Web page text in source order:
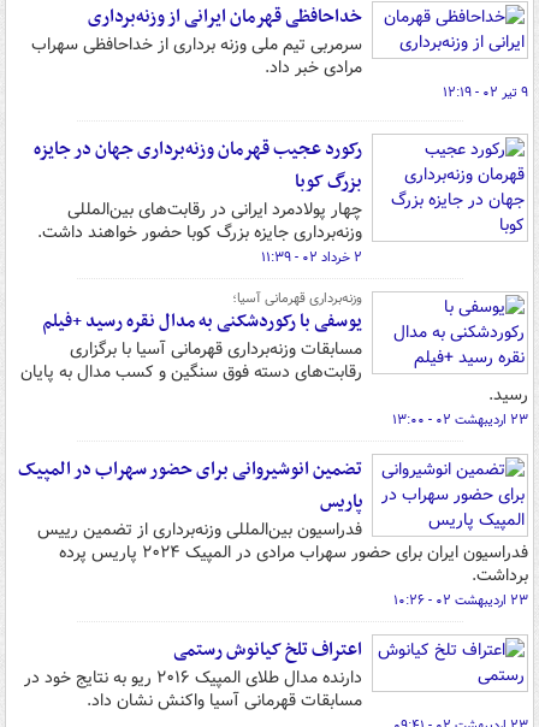
خداحافظی قهرمان ایرانی از وزنه‌برداری
سرمربی تیم ملی وزنه برداری از خداحافظی سهراب
مرادی خبر داد.
۹ تیر ۰۲ - ۱۲:۱۹
رکورد عجیب قهرمان وزنه‌برداری جهان در جایزه
بزرگ کوبا
چهار پولادمرد ایرانی در رقابت‌های بین‌المللی
وزنه‌برداری جایزه بزرگ کوبا حضور خواهند داشت.
۲ خرداد ۰۲ - ۱۱:۳۹
وزنه‌برداری قهرمانی آسیا؛
یوسفی با رکوردشکنی به مدال نقره رسید +فیلم
مسابقات وزنه‌برداری قهرمانی آسیا با برگزاری
رقابت‌های دسته فوق سنگین و کسب مدال به پایان
رسید.
۲۳ اردیبهشت ۰۲ - ۱۳:۰۰
تضمین انوشیروانی برای حضور سهراب در المپیک
پاریس
فدراسیون بین‌المللی وزنه‌برداری از تضمین رییس
فدراسیون ایران برای حضور سهراب مرادی در المپیک ۲۰۲۴ پاریس پرده
برداشت.
۲۳ اردیبهشت ۰۲ - ۱۰:۲۶
اعتراف تلخ کیانوش رستمی
دارنده مدال طلای المپیک ۲۰۱۶ ریو به نتایج خود در
مسابقات قهرمانی آسیا واکنش نشان داد.